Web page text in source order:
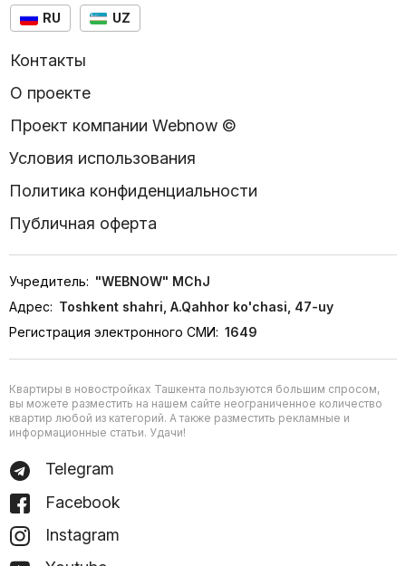
RU UZ
Контакты
О проекте
Проект компании Webnow ©
Условия использования
Политика конфиденциальности
Публичная оферта
Учредитель: "WEBNOW" MChJ
Адрес: Toshkent shahri, A.Qahhor ko'chasi, 47-uy
Регистрация электронного СМИ: 1649
Квартиры в новостройках Ташкента пользуются большим спросом,
вы можете разместить на нашем сайте неограниченное количество
квартир любой из категорий. А также разместить рекламные и
информационные статьи. Удачи!
Telegram
Facebook
Instagram